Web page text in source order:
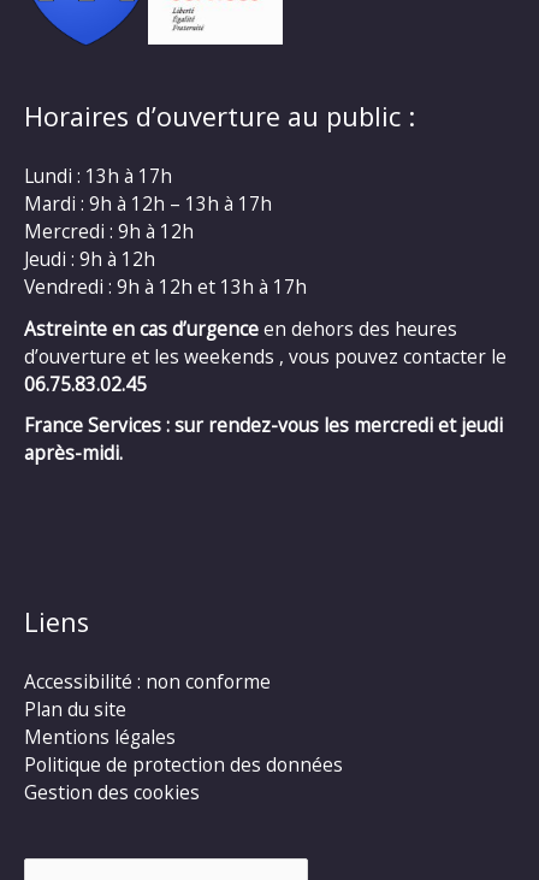
Horaires d’ouverture au public :
Lundi : 13h à 17h
Mardi : 9h à 12h – 13h à 17h
Mercredi : 9h à 12h
Jeudi : 9h à 12h
Vendredi : 9h à 12h et 13h à 17h
Astreinte en cas d’urgenceen dehors des heures
d’ouverture et les weekends , vous pouvez contacter le
06.75.83.02.45
France Services : sur rendez-vous les mercredi et jeudi
après-midi.
Liens
Accessibilité : non conforme
Plan du site
Mentions légales
Politique de protection des données
Gestion des cookies